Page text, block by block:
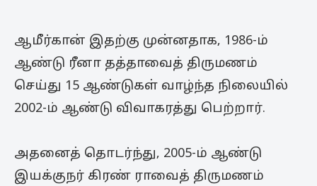
ஆமீர்கான் இதற்கு முன்னதாக, 1986-ம்
ஆண்டு ரீனா தத்தாவைத் திருமணம்
செய்து 15 ஆண்டுகள் வாழ்ந்த நிலையில்
2002-ம் ஆண்டு விவாகரத்து பெற்றார்.
அதனைத் தொடர்ந்து, 2005-ம் ஆண்டு
இயக்குநர் கிரண் ராவைத் திருமணம்